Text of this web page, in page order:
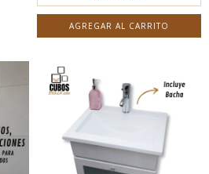
AGREGAR AL CARRITO